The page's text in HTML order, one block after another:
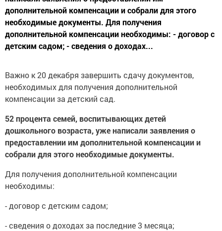
дополнительной компенсации и собрали для этого
необходимые документы. Для получения
дополнительной компенсации необходимы: - договор с
детским садом; - сведения о доходах...
Важно к 20 декабря завершить сдачу документов,
необходимых для получения дополнительной
компенсации за детский сад.
52 процента семей, воспитывающих детей
дошкольного возраста, уже написали заявления о
предоставлении им дополнительной компенсации и
собрали для этого необходимые документы.
Для получения дополнительной компенсации
необходимы:
- договор с детским садом;
- сведения о доходах за последние 3 месяца;